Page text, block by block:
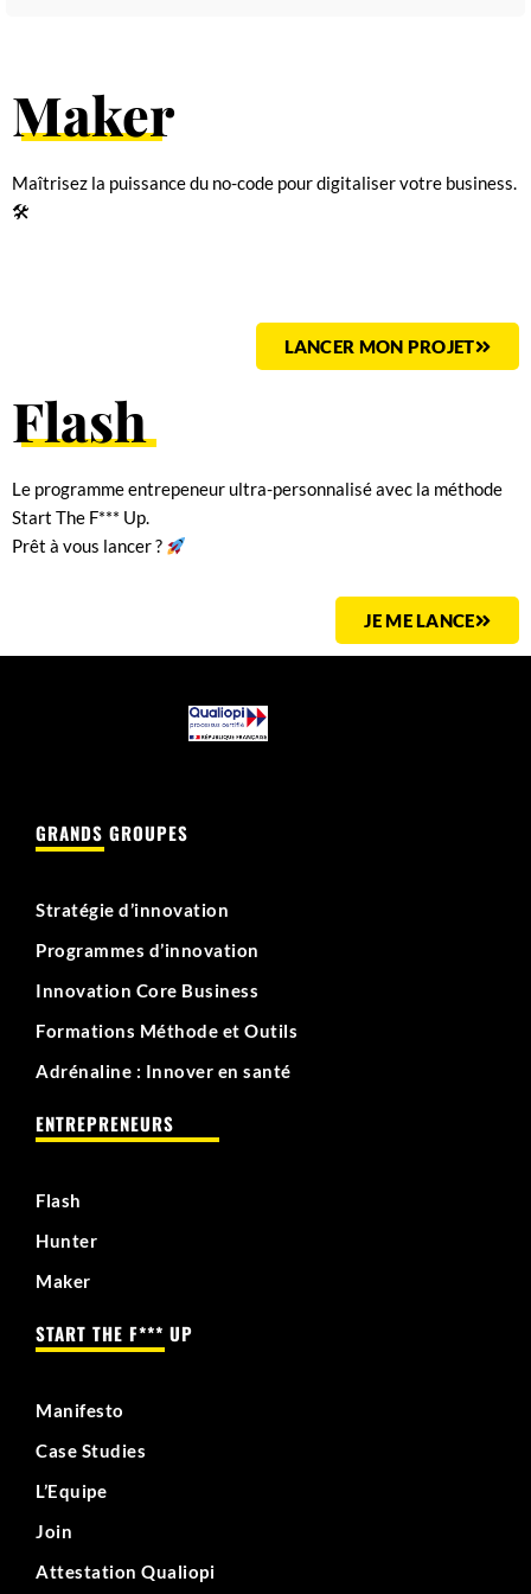
Maker
Maîtrisez la puissance du no-code pour digitaliser votre business.
🛠
LANCER MON PROJET
Flash
Le programme entrepeneur ultra-personnalisé avec la méthode
Start The F*** Up.
Prêt à vous lancer ?
JE ME LANCE
GRANDS GROUPES
Stratégie d’innovation
Programmes d’innovation
Innovation Core Business
Formations Méthode et Outils
Adrénaline : Innover en santé
ENTREPRENEURS
Flash
Hunter
Maker
START THE F*** UP
Manifesto
Case Studies
L’Equipe
Join
Attestation Qualiopi